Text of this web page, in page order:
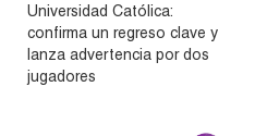
Universidad Católica:
confirma un regreso clave y
lanza advertencia por dos
jugadores